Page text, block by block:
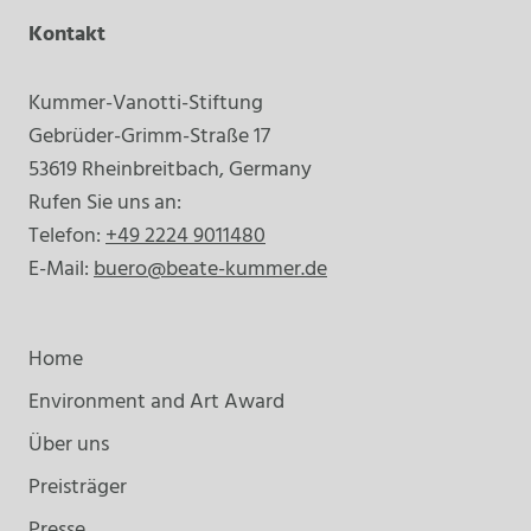
Kontakt
Kummer-Vanotti-Stiftung
Gebrüder-Grimm-Straße 17
53619 Rheinbreitbach, Germany
Rufen Sie uns an:
Telefon:+49 2224 9011480
E-Mail:buero@beate-kummer.de
Home
Environment and Art Award
Über uns
Preisträger